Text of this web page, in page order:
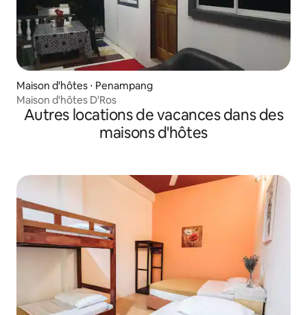
Maison d'hôtes ⋅ Penampang
Maison d'hôtes D'Ros
Autres locations de vacances dans des
maisons d'hôtes